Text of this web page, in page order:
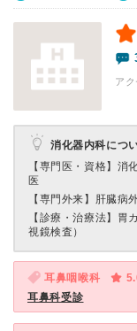
ア
消化器内科につ
【専門医・資格】 消
医
【専門外来】 肝臓病
【診療・治療法】 胃
視鏡検査）
耳鼻咽喉科
耳鼻科受診